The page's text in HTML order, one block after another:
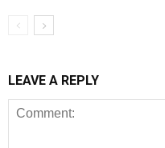
LEAVE A REPLY